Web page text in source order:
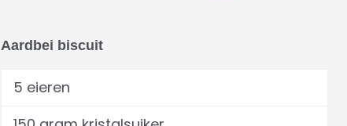
Aardbei biscuit
5 eieren